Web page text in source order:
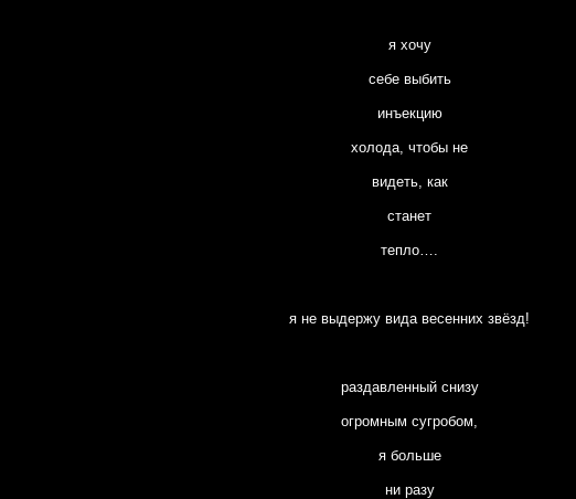
я хочу
себе выбить
инъекцию
холода, чтобы не
видеть, как
станет
тепло….
я не выдержу вида весенних звёзд!
раздавленный снизу
огромным сугробом,
я больше
ни разу